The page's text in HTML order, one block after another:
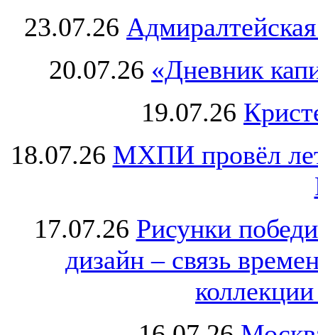
23.07.26
20.07.26 «Дневник
19.07.26
18.07.26 МХПИ провёл
17.07.26 Рисунки
дизайн – связь